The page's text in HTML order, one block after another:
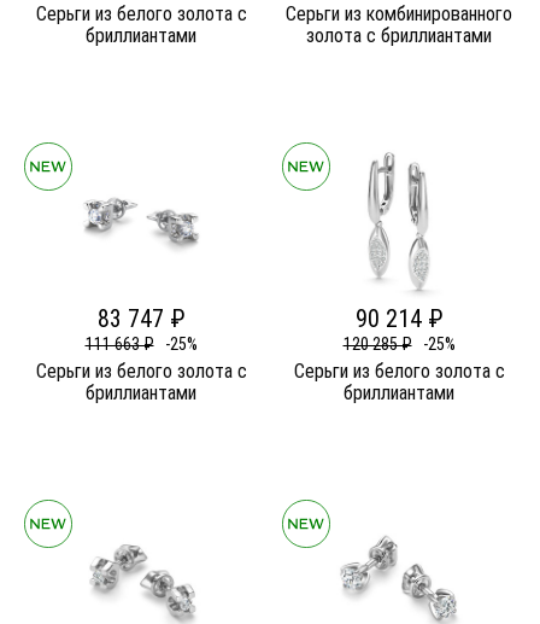
Серьги из белого золота c
бриллиантами
Серьги из комбинированного
золота c бриллиантами
83 747 ₽
111 663 ₽ -25%
Серьги из белого золота c
бриллиантами
90 214 ₽
120 285 ₽ -25%
Серьги из белого золота c
бриллиантами